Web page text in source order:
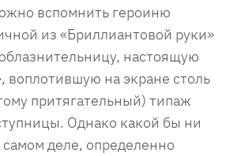
вспомнить героиню
из «Бриллиантовой руки»
настоящую
на экране столь
притягательный) типаж
Однако какой бы ни
деле, определенно